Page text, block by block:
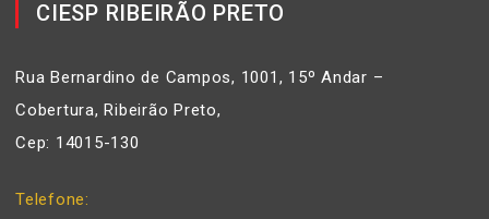
CIESP RIBEIRÃO PRETO
Rua Bernardino de Campos, 1001, 15º Andar –
Cobertura, Ribeirão Preto,
Cep: 14015-130
Telefone